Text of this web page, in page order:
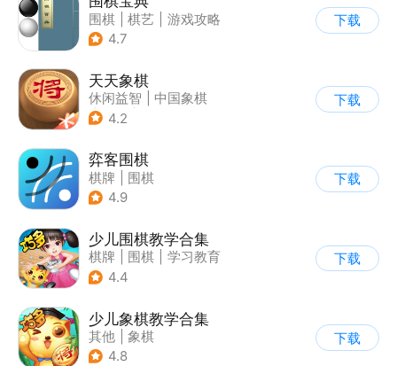
围棋 棋艺
游戏攻略
4.7
下载
天天象棋
休闲益智
中国象棋
| 象棋
4.2
下载
弈客围棋
棋牌
围棋
4.9
下载
少儿围棋教学合集
棋牌 围棋
学习教育
4.4
下载
少儿象棋教学合集
其他
象棋
4.8
下载